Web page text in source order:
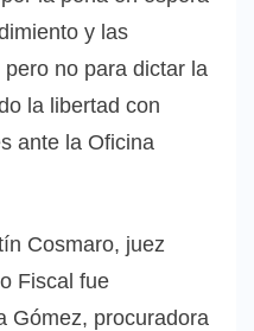
y las
no para dictar la
la libertad con
ante la Oficina
Cosmaro, juez
Fiscal fue
Gómez, procuradora